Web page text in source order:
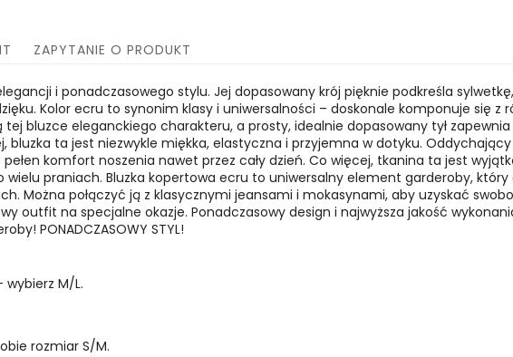
ZAPYTANIE O PRODUKT
i ponadczasowego stylu. Jej dopasowany krój pięknie podkreśla
Kolor ecru to synonim klasy i uniwersalności – doskonale komponuje się z
tej bluzce eleganckiego charakteru, a prosty, idealnie dopasowany tył
bluzka ta jest niezwykle miękka, elastyczna i przyjemna w dotyku.
komfort noszenia nawet przez cały dzień. Co więcej, tkanina ta jest
wielu praniach. Bluzka kopertowa ecru to uniwersalny element garderoby, który
Można połączyć ją z klasycznymi jeansami i mokasynami, aby uzyskać
outfit na specjalne okazje. Ponadczasowy design i najwyższa jakość
PONADCZASOWY STYL!
M/L.
rozmiar S/M.